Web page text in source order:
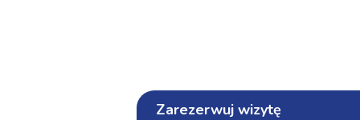
Zarezerwuj wizytę